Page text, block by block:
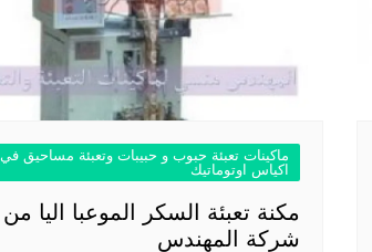
ماكينات تعبئة حبوب و حبيبات وتعبئة مساحيق في
اكياس اوتوماتيك
مكنة تعبئة السكر الموعبا اليا من
شركة المهندس